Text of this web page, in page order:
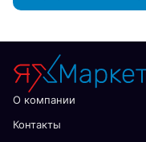
О компании
Контакты